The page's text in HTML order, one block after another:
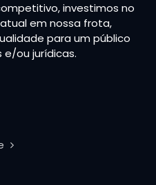
investimos no
em nossa frota,
para um público
ou jurídicas.